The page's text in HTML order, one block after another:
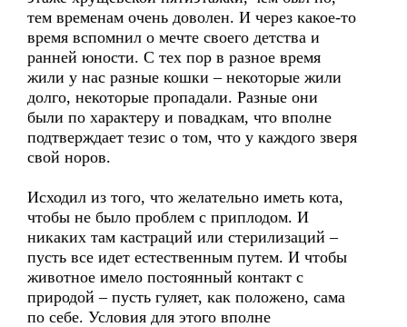
тем временам очень доволен. И через какое-то
время вспомнил о мечте своего детства и
ранней юности. С тех пор в разное время
жили у нас разные кошки – некоторые жили
долго, некоторые пропадали. Разные они
были по характеру и повадкам, что вполне
подтверждает тезис о том, что у каждого зверя
свой норов.
Исходил из того, что желательно иметь кота,
чтобы не было проблем с приплодом. И
никаких там кастраций или стерилизаций –
пусть все идет естественным путем. И чтобы
животное имело постоянный контакт с
природой – пусть гуляет, как положено, сама
по себе. Условия для этого вполне